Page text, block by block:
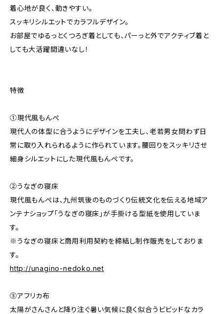
着心地が良く、動きやすい。
スッキリシルエットでカラフルデザイン。
お部屋でゆるっとくつろぎ着としても、パーっと外でアクティブ着と
しても大活躍間違いなし！
特徴
①現代風もんぺ
現代人の体型に合うようにデザインを工夫し、老若男女問わず日
常に取り入れられるように作られています。腰回りをスッキリさせ
細身シルエットにした現代風もんぺです。
②うなぎの寝床
現代風もんぺは、九州筑後のものづくり伝統文化を伝える地域ア
ンテナショップ「うなぎの寝床」が手掛ける型紙を使用していま
す。
※うなぎの寝床と商用利用契約を締結し制作販売をしておりま
す。
http://unagino-nedoko.net
③アフリカ布
太陽がさんさんと降り注ぐ暑い気候に良く似合うビビッドなカラ